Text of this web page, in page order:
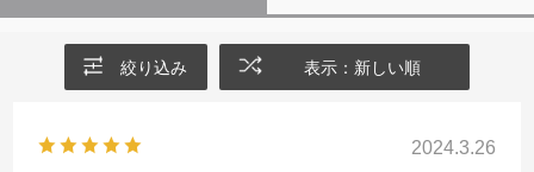
絞り込み 表示：新しい順
2024.3.26